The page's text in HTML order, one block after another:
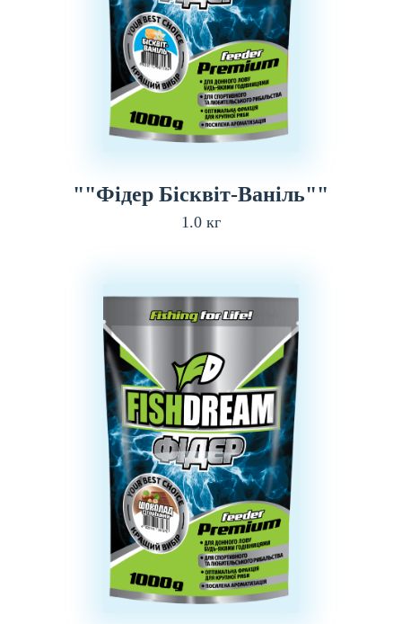
""Фідер Бісквіт-Ваніль""
1.0 кг